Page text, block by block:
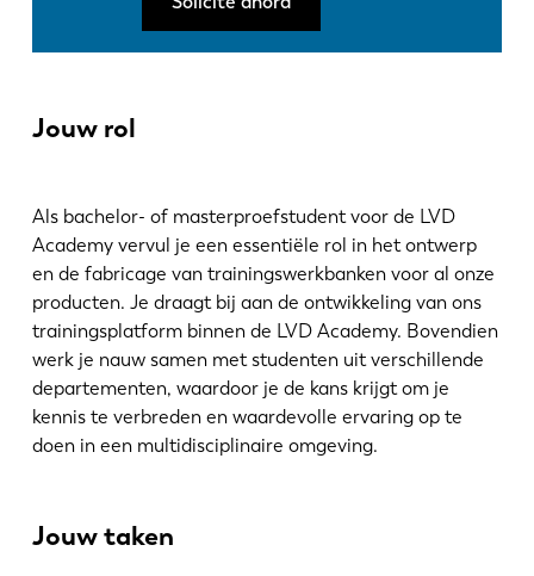
Jouw rol
Als bachelor- of masterproefstudent voor de LVD
Academy vervul je een essentiële rol in het ontwerp
en de fabricage van trainingswerkbanken voor al onze
producten. Je draagt bij aan de ontwikkeling van ons
trainingsplatform binnen de LVD Academy. Bovendien
werk je nauw samen met studenten uit verschillende
departementen, waardoor je de kans krijgt om je
kennis te verbreden en waardevolle ervaring op te
doen in een multidisciplinaire omgeving.
Jouw taken
Noticias
Testimonios
Industrias y soluciones
Vacantes
Contacto